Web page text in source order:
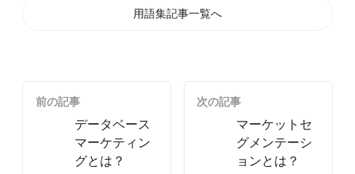
用語集記事一覧へ
前の記事
データベース
マーケティン
グとは？
次の記事
マーケットセ
グメンテーシ
ョンとは？